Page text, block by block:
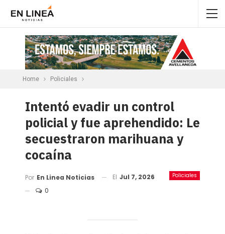
Home Policiales
Intentó evadir un control
policial y fue aprehendido: Le
secuestraron marihuana y
cocaína
Policiales
Por En Linea Noticias El Jul 7, 2026
0